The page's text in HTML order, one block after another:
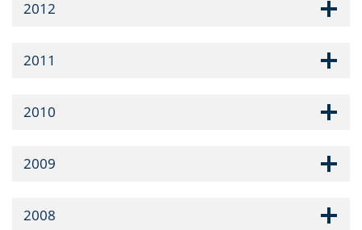
2012
2011
2010
2009
2008